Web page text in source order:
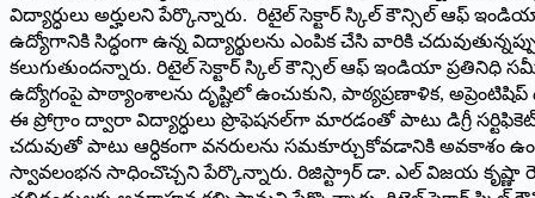
విద్యార్ధులు అర్హులని పేర్కొన్నారు. రిటైల్ సెక్టార్ స్కిల్ కౌన్సిల్ ఆఫ్
ఉద్యోగానికి సిద్ధంగా ఉన్న విద్యార్థులను ఎంపిక చేసి వారికి
కలుగుతుందన్నారు. రిటైల్ సెక్టార్ స్కిల్ కౌన్సిల్ ఆఫ్ ఇండియా
ఉద్యోగంపై పాఠ్యాంశాలను దృష్టిలో ఉంచుకుని, పాఠ్యప్రణాళిక,
ఈ ప్రోగ్రాం ద్వారా విద్యార్ధులు ప్రొఫెషనల్‌గా మారడంతో పాటు డిగ్రీ
చదువుతో పాటు ఆర్ధికంగా వనరులను సమకూర్చుకోవడానికి అవకాశం
స్వావలంభన సాధించొచ్చని పేర్కొన్నారు. రిజిస్ట్రార్ డా. ఎల్ విజయ